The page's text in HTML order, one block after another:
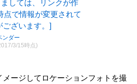
ンダー
3/15時点)
メージしてロケーションフォトを撮